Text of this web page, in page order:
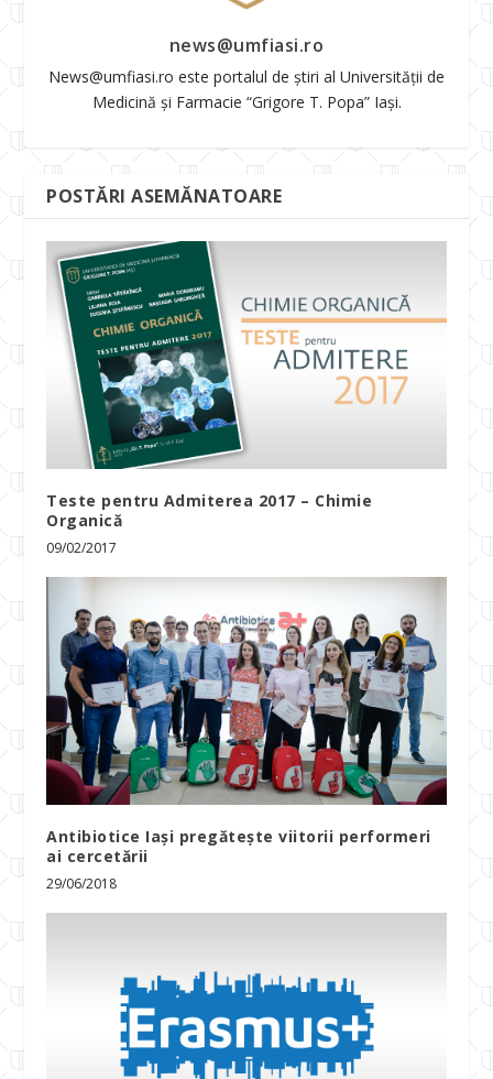
news@umfiasi.ro
News@umfiasi.ro este portalul de știri al Universității de
Medicină și Farmacie “Grigore T. Popa” Iași.
POSTĂRI ASEMĂNATOARE
Teste pentru Admiterea 2017 – Chimie
Organică
09/02/2017
Antibiotice Iași pregătește viitorii performeri
ai cercetării
29/06/2018